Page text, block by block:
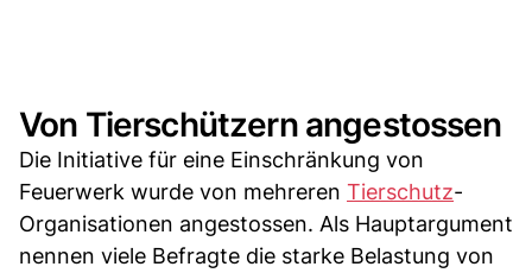
Von Tierschützern angestossen
Die Initiative für eine Einschränkung von
Feuerwerk wurde von mehreren Tierschutz-
Organisationen angestossen. Als Hauptargument
nennen viele Befragte die starke Belastung von